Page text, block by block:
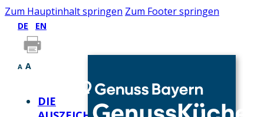
Zum Hauptinhalt springen Zum Footer springen
DE EN
A A
DIE